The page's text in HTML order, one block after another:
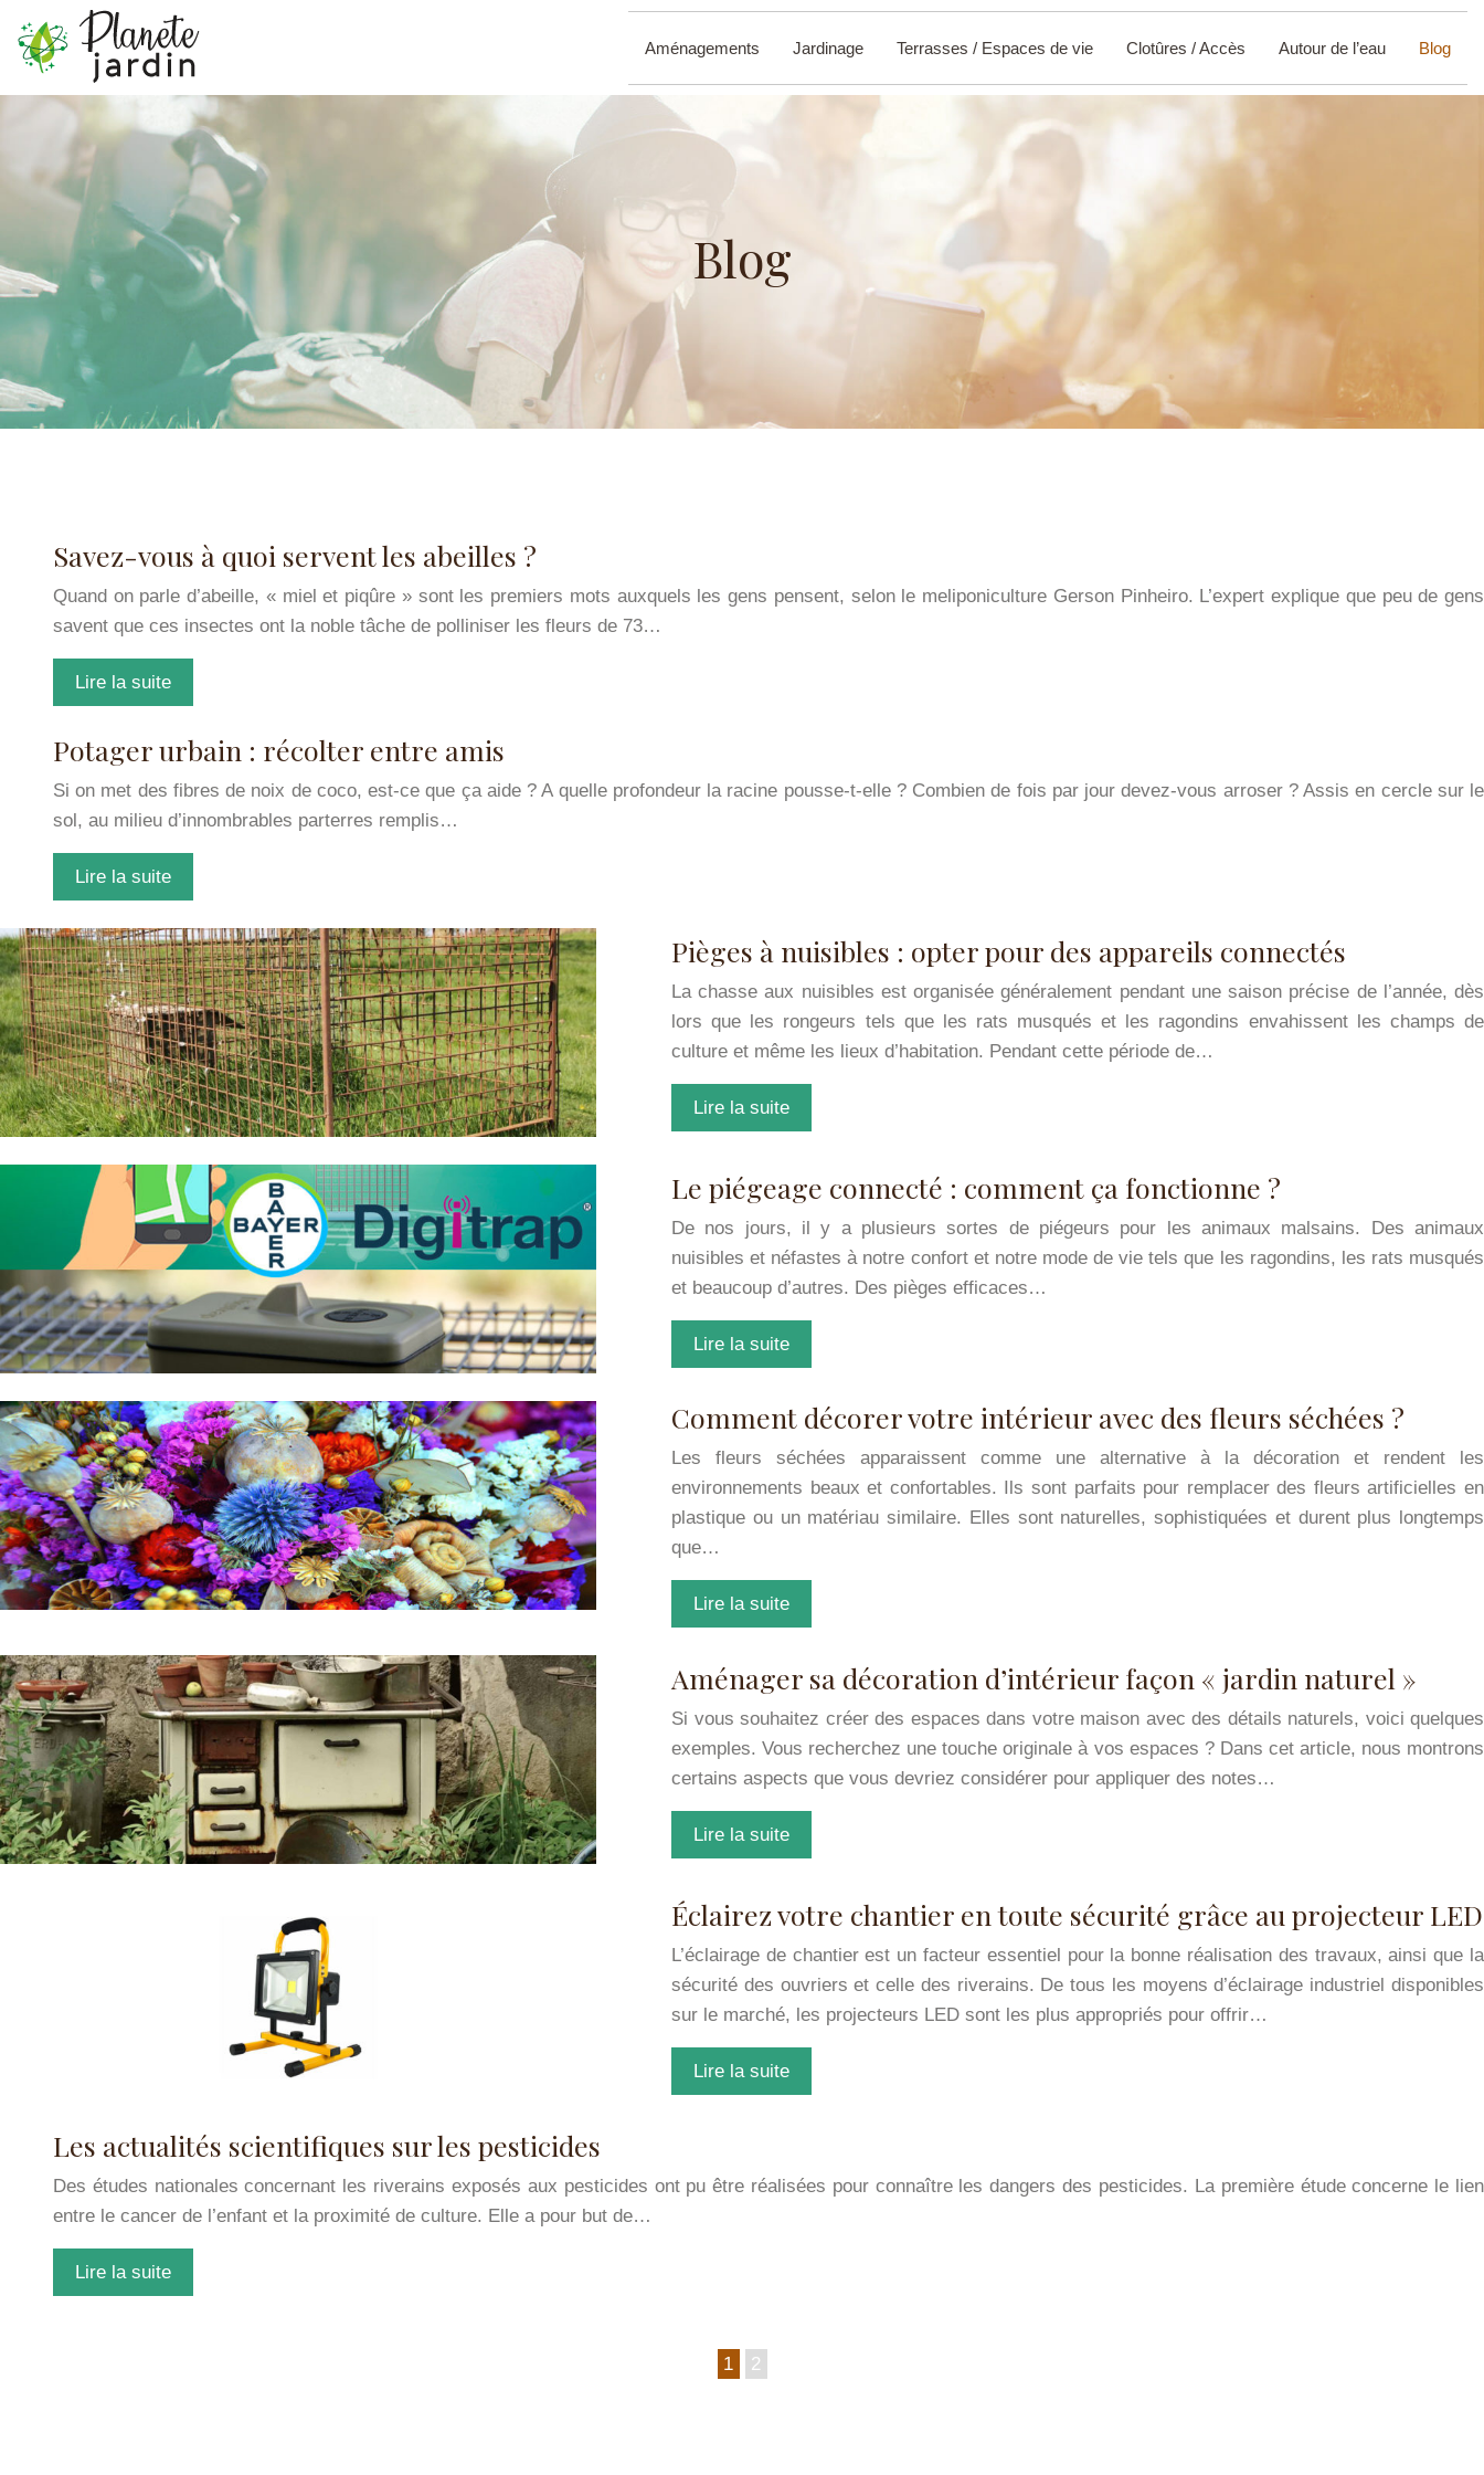
Aménagements Jardinage Terrasses / Espaces de vie Clotûres / Accès Autour de l’eau Blog
Blog
Savez-vous à quoi servent les abeilles ?
Quand on parle d’abeille, « miel et piqûre » sont les premiers mots auxquels les gens pensent, selon le meliponiculture Gerson Pinheiro. L’expert explique que peu de gens
savent que ces insectes ont la noble tâche de polliniser les fleurs de 73…
Lire la suite
Potager urbain : récolter entre amis
Si on met des fibres de noix de coco, est-ce que ça aide ? A quelle profondeur la racine pousse-t-elle ? Combien de fois par jour devez-vous arroser ? Assis en cercle sur le
sol, au milieu d’innombrables parterres remplis…
Lire la suite
Pièges à nuisibles : opter pour des appareils connectés
La chasse aux nuisibles est organisée généralement pendant une saison précise de l’année, dès
lors que les rongeurs tels que les rats musqués et les ragondins envahissent les champs de
culture et même les lieux d’habitation. Pendant cette période de…
Lire la suite
Le piégeage connecté : comment ça fonctionne ?
De nos jours, il y a plusieurs sortes de piégeurs pour les animaux malsains. Des animaux
nuisibles et néfastes à notre confort et notre mode de vie tels que les ragondins, les rats musqués
et beaucoup d’autres. Des pièges efficaces…
Lire la suite
Comment décorer votre intérieur avec des fleurs séchées ?
Les fleurs séchées apparaissent comme une alternative à la décoration et rendent les
environnements beaux et confortables. Ils sont parfaits pour remplacer des fleurs artificielles en
plastique ou un matériau similaire. Elles sont naturelles, sophistiquées et durent plus longtemps
que…
Lire la suite
Aménager sa décoration d’intérieur façon « jardin naturel »
Si vous souhaitez créer des espaces dans votre maison avec des détails naturels, voici quelques
exemples. Vous recherchez une touche originale à vos espaces ? Dans cet article, nous montrons
certains aspects que vous devriez considérer pour appliquer des notes…
Lire la suite
Éclairez votre chantier en toute sécurité grâce au projecteur LED
L’éclairage de chantier est un facteur essentiel pour la bonne réalisation des travaux, ainsi que la
sécurité des ouvriers et celle des riverains. De tous les moyens d’éclairage industriel disponibles
sur le marché, les projecteurs LED sont les plus appropriés pour offrir…
Lire la suite
Les actualités scientifiques sur les pesticides
Des études nationales concernant les riverains exposés aux pesticides ont pu être réalisées pour connaître les dangers des pesticides. La première étude concerne le lien
entre le cancer de l’enfant et la proximité de culture. Elle a pour but de…
Lire la suite
1 2